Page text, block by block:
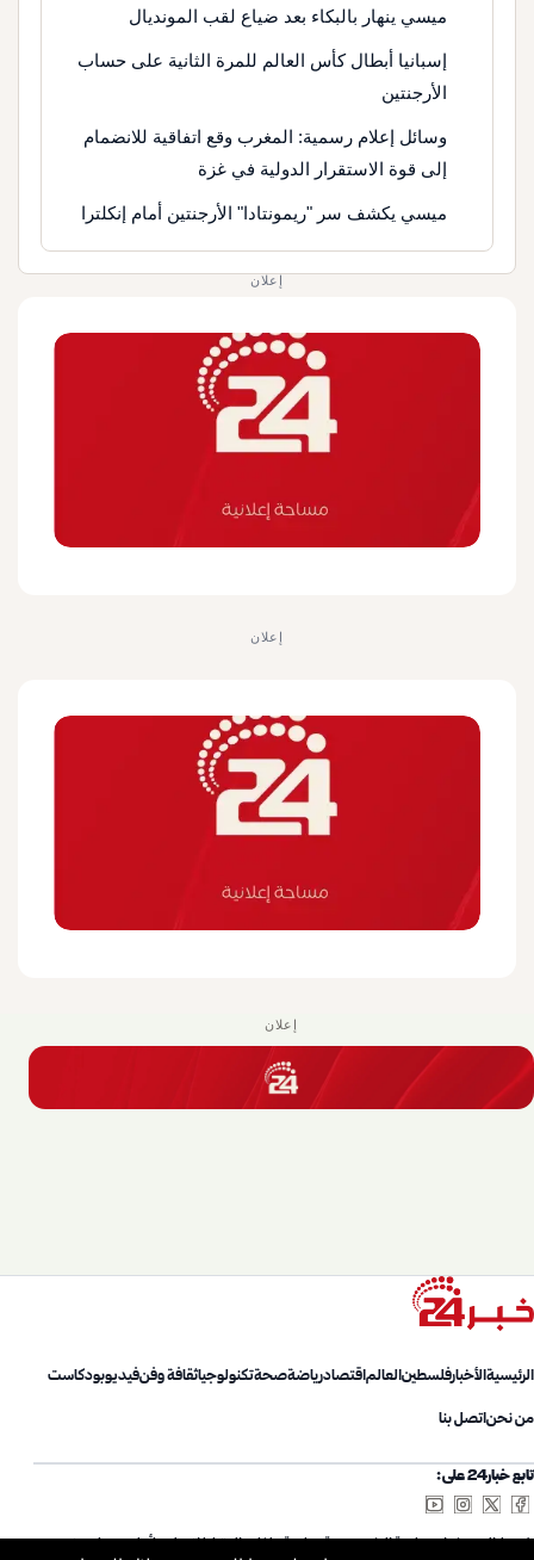
ميسي ينهار بالبكاء بعد ضياع لقب المونديال
إسبانيا أبطال كأس العالم للمرة الثانية على حساب
الأرجنتين
وسائل إعلام رسمية: المغرب وقع اتفاقية للانضمام
إلى قوة الاستقرار الدولية في غزة
ميسي يكشف سر "ريمونتادا" الأرجنتين أمام إنكلترا
إعلان
إعلان
إعلان
الرئيسيةالأخبارفلسطينالعالماقتصادرياضةصحةتكنولوجياثقافة وفنفيديوبودكاست
من نحناتصل بنا
تابع خبار24 على:
شروط الاستخدامسياسة الخصوصيةسياسة ملفات الارتباطاتصل بناأعلن معنامن نحن